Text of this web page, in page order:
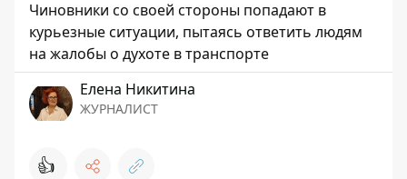
Чиновники со своей стороны попадают в
курьезные ситуации, пытаясь ответить людям
на жалобы о духоте в транспорте
Елена Никитина
ЖУРНАЛИСТ
👍